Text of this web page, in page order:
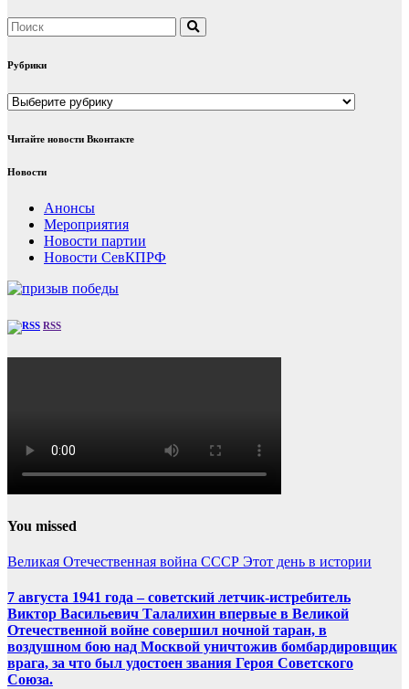
Рубрики
Рубрики
Читайте новости Вконтакте
Новости
Анонсы
Мероприятия
Новости партии
Новости СевКПРФ
RSS
You missed
Великая Отечественная война СССР Этот день в истории
7 августа 1941 года – советский летчик-истребитель
Виктор Васильевич Талалихин впервые в Великой
Отечественной войне совершил ночной таран, в
воздушном бою над Москвой уничтожив бомбардировщик
врага, за что был удостоен звания Героя Советского
Союза.